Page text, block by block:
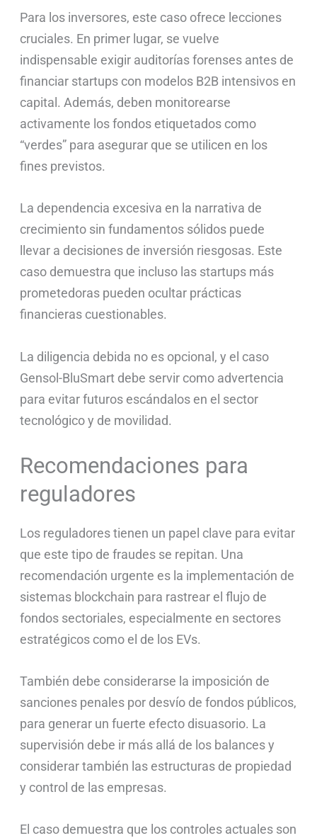
Para los inversores, este caso ofrece lecciones
cruciales. En primer lugar, se vuelve
indispensable exigir auditorías forenses antes de
financiar startups con modelos B2B intensivos en
capital. Además, deben monitorearse
activamente los fondos etiquetados como
“verdes” para asegurar que se utilicen en los
fines previstos.
La dependencia excesiva en la narrativa de
crecimiento sin fundamentos sólidos puede
llevar a decisiones de inversión riesgosas. Este
caso demuestra que incluso las startups más
prometedoras pueden ocultar prácticas
financieras cuestionables.
La diligencia debida no es opcional, y el caso
Gensol-BluSmart debe servir como advertencia
para evitar futuros escándalos en el sector
tecnológico y de movilidad.
Recomendaciones para
reguladores
Los reguladores tienen un papel clave para evitar
que este tipo de fraudes se repitan. Una
recomendación urgente es la implementación de
sistemas blockchain para rastrear el flujo de
fondos sectoriales, especialmente en sectores
estratégicos como el de los EVs.
También debe considerarse la imposición de
sanciones penales por desvío de fondos públicos,
para generar un fuerte efecto disuasorio. La
supervisión debe ir más allá de los balances y
considerar también las estructuras de propiedad
y control de las empresas.
El caso demuestra que los controles actuales son